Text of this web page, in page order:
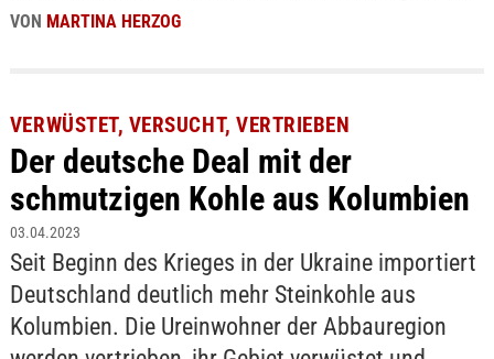
VON MARTINA HERZOG
VERWÜSTET, VERSUCHT, VERTRIEBEN
Der deutsche Deal mit der
schmutzigen Kohle aus Kolumbien
03.04.2023
Seit Beginn des Krieges in der Ukraine importiert
Deutschland deutlich mehr Steinkohle aus
Kolumbien. Die Ureinwohner der Abbauregion